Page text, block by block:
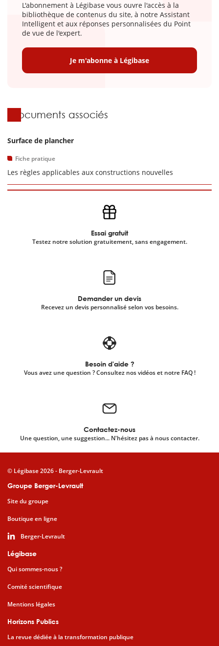
L'abonnement à Légibase vous ouvre l'accès à la
bibliothèque de contenus du site, à notre Assistant
Intelligent et aux réponses personnalisées du Point
de vue de l'expert.
Je m'abonne à Légibase
Documents associés
Surface de plancher
Fiche pratique
Les règles applicables aux constructions nouvelles
Essai gratuit
Testez notre solution gratuitement, sans engagement.
Demander un devis
Recevez un devis personnalisé selon vos besoins.
Besoin d'aide ?
Vous avez une question ? Consultez nos vidéos et notre FAQ !
Contactez-nous
Une question, une suggestion... N'hésitez pas à nous contacter.
Groupe Berger-Levrault
Site du groupe
Boutique en ligne
Berger-Levrault
Légibase
Qui sommes-nous ?
Comité scientifique
Mentions légales
Horizons Publics
La revue dédiée à la transformation publique
© Légibase 2026 - Berger-Levrault